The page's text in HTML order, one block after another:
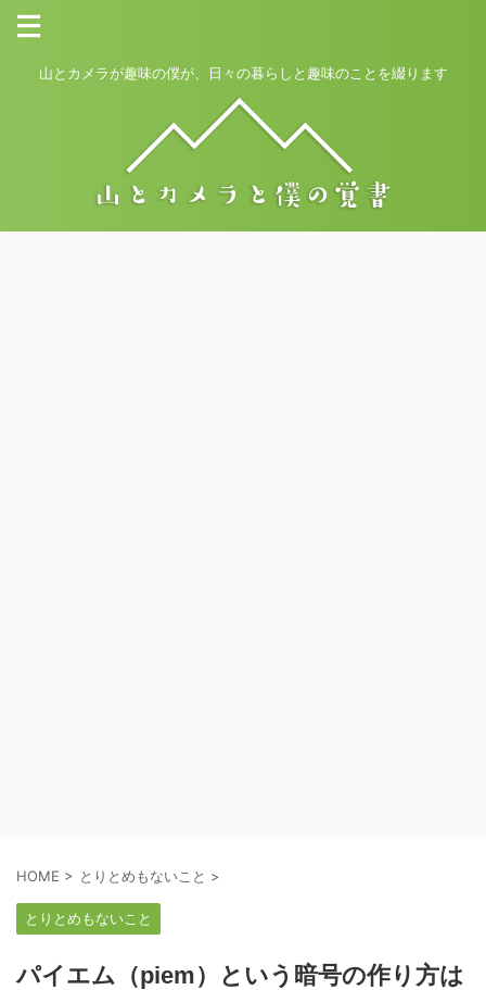
山とカメラが趣味の僕が、日々の暮らしと趣味のことを綴ります
HOME > とりとめもないこと >
とりとめもないこと
パイエム（piem）という暗号の作り方は